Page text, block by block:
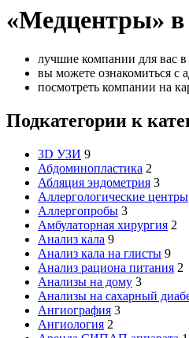
«Медцентры»
лучшие компании для вас
вы можете ознакомиться с
посмотреть компании на
Подкатегории к
3D УЗИ 9
Абдоминопластика 2
Абляция эндометрия 3
Аллергологические центры
Аллергопробы 3
Амбулаторная хирургия 2
Анализ кала 9
Анализ кала на глисты 9
Анализ рациона питания 2
Анализы на дому 3
Анализы на сахарный
Ангиография 3
Ангиология 2